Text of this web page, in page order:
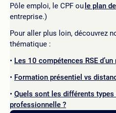
Pôle emploi, le CPF ou le plan
entreprise.)
Pour aller plus loin, découvrez
thématique :
Les 10 compétences RSE
Formation présentiel vs
Quels sont les différents
professionnelle ?